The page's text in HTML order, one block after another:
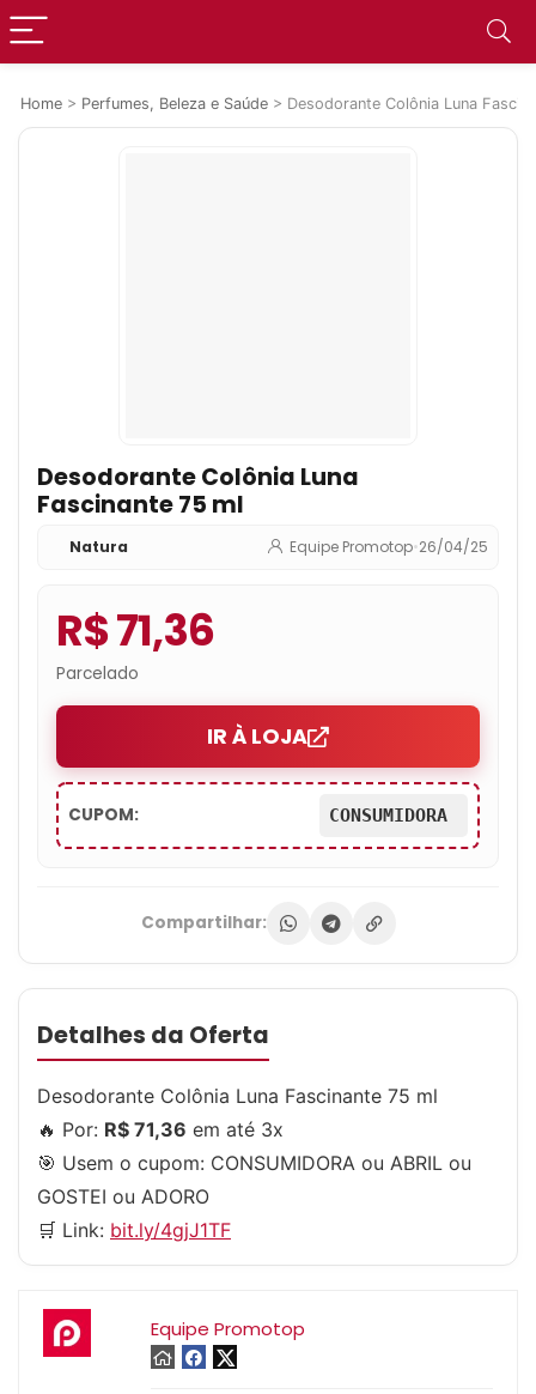
Home > Perfumes, Beleza e Saúde > Desodorante Colônia Luna
Desodorante Colônia Luna
Fascinante 75 ml
Natura Equipe Promotop•26/04/25
R$ 71,36
Parcelado
IR À LOJA
CUPOM: CONSUMIDORA
Compartilhar:
Detalhes da Oferta
Desodorante Colônia Luna Fascinante 75 ml
🔥 Por: R$ 71,36 em até 3x
🎯 Usem o cupom: CONSUMIDORA ou ABRIL ou
GOSTEI ou ADORO
🛒 Link: bit.ly/4gjJ1TF
Equipe Promotop